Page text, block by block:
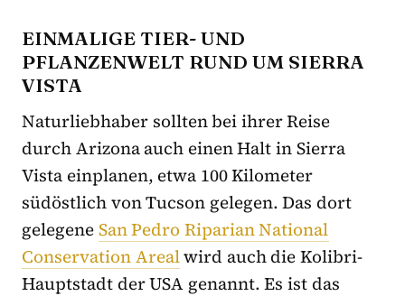
EINMALIGE TIER- UND
PFLANZENWELT RUND UM SIERRA
VISTA
Naturliebhaber sollten bei ihrer Reise
durch Arizona auch einen Halt in Sierra
Vista einplanen, etwa 100 Kilometer
südöstlich von Tucson gelegen. Das dort
gelegeneSan Pedro Riparian National
Conservation Arealwird auch die Kolibri-
Hauptstadt der USA genannt. Es ist das